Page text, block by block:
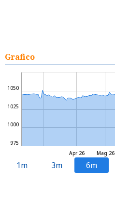
Grafico
Mag 26
Apr 26
975
1000
1025
1050
1m 3m 6m